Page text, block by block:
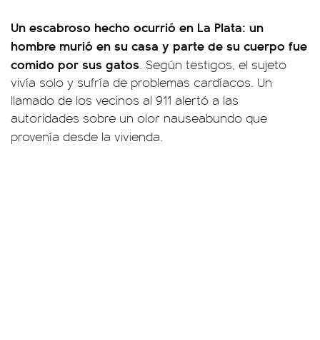
Un escabroso hecho ocurrió en La Plata: un
hombre murió en su casa y parte de su cuerpo fue
comido por sus gatos. Según testigos, el sujeto
vivía solo y sufría de problemas cardíacos. Un
llamado de los vecinos al 911 alertó a las
autoridades sobre un olor nauseabundo que
provenía desde la vivienda.